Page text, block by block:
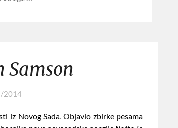
2014
iz Novog Sada. Objavio zbirke pesama